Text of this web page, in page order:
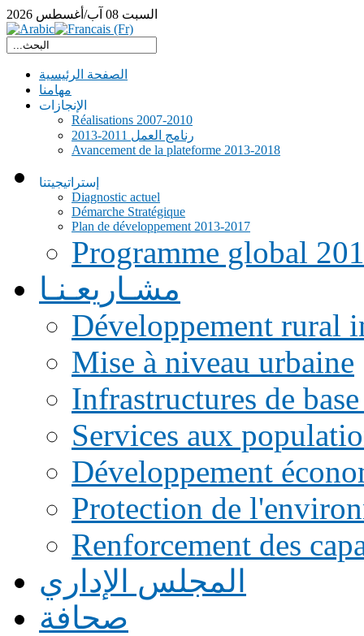
السبت 08 آب/أغسطس 2026
الصفحة الرئيسية
مهامنا
الإنجازات
Réalisations 2007-2010
رنامج العمل 2011-2013
Avancement de la plateforme 2013-2018
إستراتيجيتنا
Diagnostic actuel
Démarche Stratégique
Plan de développement 2013-2017
Programme global
مشـاريعـنـا
Développement rural
Mise à niveau urbaine
Infrastructures de
Services aux
Développement
Protection de
Renforcement des
المجلس الإداري
صحافة